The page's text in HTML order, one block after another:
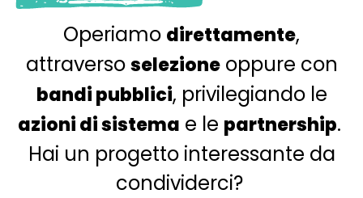
Operiamo direttamente,
attraversoselezioneoppure con
bandi pubblici, privilegiando le
azioni di sistema e le partnership.
Hai un progetto interessante da
condividerci?